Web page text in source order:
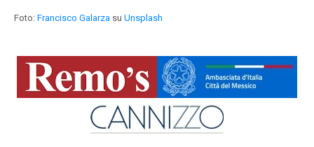
Foto: Francisco Galarza su Unsplash